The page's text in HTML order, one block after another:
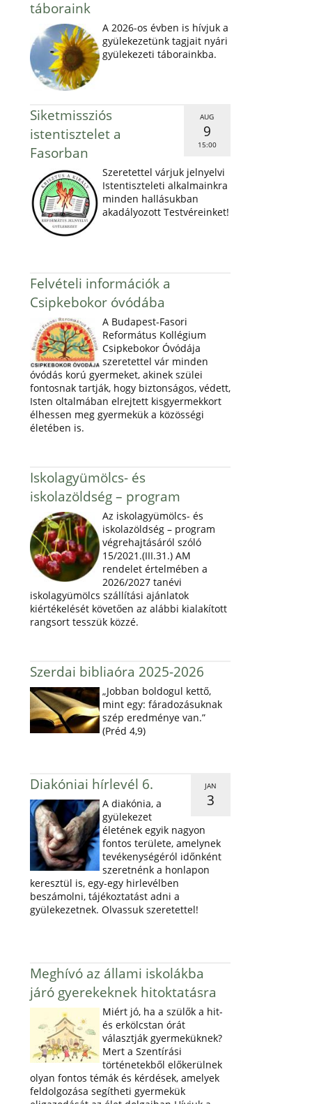
táboraink
A 2026-os évben is hívjuk a
gyülekezetünk tagjait nyári
gyülekezeti táborainkba.
AUG
9
15:00
Siketmissziós
istentisztelet a
Fasorban
Szeretettel várjuk jelnyelvi
Istentiszteleti alkalmainkra
minden hallásukban
akadályozott Testvéreinket!
Felvételi információk a
Csipkebokor óvódába
A Budapest-Fasori
Református Kollégium
Csipkebokor Óvódája
szeretettel vár minden
óvódás korú gyermeket, akinek szülei
fontosnak tartják, hogy biztonságos, védett,
Isten oltalmában elrejtett kisgyermekkort
élhessen meg gyermekük a közösségi
életében is.
Iskolagyümölcs- és
iskolazöldség – program
Az iskolagyümölcs- és
iskolazöldség – program
végrehajtásáról szóló
15/2021.(III.31.) AM
rendelet értelmében a
2026/2027 tanévi
iskolagyümölcs szállítási ajánlatok
kiértékelését követően az alábbi kialakított
rangsort tesszük közzé.
Szerdai bibliaóra 2025-2026
„Jobban boldogul kettő,
mint egy: fáradozásuknak
szép eredménye van.”
(Préd 4,9)
JAN
3
Diakóniai hírlevél 6.
A diakónia, a
gyülekezet
életének egyik nagyon
fontos területe, amelynek
tevékenységéról időnként
szeretnénk a honlapon
keresztül is, egy-egy hirlevélben
beszámolni, tájékoztatást adni a
gyülekezetnek. Olvassuk szeretettel!
Meghívó az állami iskolákba
járó gyerekeknek hitoktatásra
Miért jó, ha a szülők a hit-
és erkölcstan órát
választják gyermeküknek?
Mert a Szentírási
történetekből előkerülnek
olyan fontos témák és kérdések, amelyek
feldolgozása segítheti gyermekük